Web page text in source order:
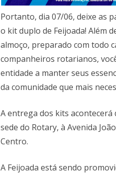
Portanto, dia 07/06, deixe as
o kit duplo de Feijoada! Além
almoço, preparado com todo
companheiros rotarianos,
entidade a manter seus
da comunidade que mais
A entrega dos kits acontecerá
sede do Rotary, à Avenida
Centro.
A Feijoada está sendo